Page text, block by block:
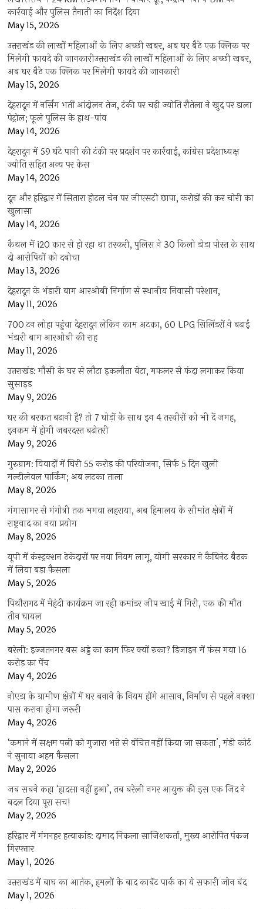
कार्रवाई और पुलिस तैनाती का निर्देश दिया
May 15, 2026
उत्तराखंड की लाखों महिलाओं के लिए अच्छी खबर, अब घर बैठे एक क्लिक पर
मिलेगी फायदे की जानकारीउत्तराखंड की लाखों महिलाओं के लिए अच्छी खबर,
अब घर बैठे एक क्लिक पर मिलेगी फायदे की जानकारी
May 15, 2026
देहरादून में नर्सिंग भर्ती आंदोलन तेज, टंकी पर चढ़ी ज्योति रौतेला ने खुद पर डाला
पेट्रोल; फूले पुलिस के हाथ-पांव
May 14, 2026
देहरादून में 59 घंटे पानी की टंकी पर प्रदर्शन पर कार्रवाई, कांग्रेस प्रदेशाध्यक्ष
ज्योति सहित अन्य पर केस
May 14, 2026
दून और हरिद्वार में सितारा होटल चेन पर जीएसटी छापा, करोड़ों की कर चोरी का
खुलासा
May 14, 2026
कैथल में i20 कार से हो रहा था तस्करी, पुलिस ने 30 किलो डोडा पोस्त के साथ
दो आरोपियों को दबोचा
May 13, 2026
देहरादून के भंडारी बाग आरओबी निर्माण से स्थानीय निवासी परेशान,
May 11, 2026
700 टन लोहा पहुंचा देहरादून लेकिन काम अटका, 60 LPG सिलिंडरों ने बढ़ाई
भंडारी बाग आरओबी की राह
May 11, 2026
उत्तराखंड: मौसी के घर से लौटा इकलौता बेटा, मफलर से फंदा लगाकर किया
सुसाइड
May 9, 2026
घर की बरकत बढ़ानी है? तो 7 घोड़ों के साथ इन 4 तस्वीरों को भी दें जगह,
इनकम में होगी जबरदस्त बढ़ोतरी
May 9, 2026
गुरुग्राम: विवादों में घिरी 55 करोड़ की परियोजना, सिर्फ 5 दिन खुली
मल्टीलेवल पार्किंग; अब लटका ताला
May 8, 2026
गंगासागर से गंगोत्री तक भगवा लहराया, अब हिमालय के सीमांत क्षेत्रों में
राष्ट्रवाद का नया प्रयोग
May 8, 2026
यूपी में कंस्ट्रक्शन ठेकेदारों पर नया नियम लागू, योगी सरकार ने कैबिनेट बैठक
में लिया बड़ा फैसला
May 5, 2026
पिथौरागढ़ में मेहंदी कार्यक्रम जा रही कमांडर जीप खाई में गिरी, एक की मौत
तीन घायल
May 5, 2026
बरेली: इज्जतनगर बस अड्डे का काम फिर क्यों रुका? डिजाइन में फंस गया 16
करोड़ का पेंच
May 4, 2026
नोएडा के ग्रामीण क्षेत्रों में घर बनाने के नियम होंगे आसान, निर्माण से पहले नक्शा
पास कराना होगा जरूरी
May 4, 2026
‘कमाने में सक्षम पत्नी को गुजारा भत्ते से वंचित नहीं किया जा सकता’, मंडी कोर्ट
ने सुनाया अहम फैसला
May 2, 2026
जब सबने कहा ‘हादसा नहीं हुआ’, तब बरेली नगर आयुक्त की इस एक जिद ने
बदल दिया पूरा सच!
May 2, 2026
हरिद्वार में गंगनहर हत्याकांड: दामाद निकला साजिशकर्ता, मुख्य आरोपित पंकज
गिरफ्तार
May 1, 2026
उत्तराखंड में बाघ का आतंक, हमलों के बाद कार्बेट पार्क का ये सफारी जोन बंद
May 1, 2026